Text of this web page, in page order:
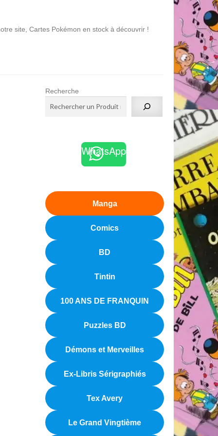
Cartes Pokémon en stock à découvrir !
Recherche
WhatsApp
Manga
Comics
BD
Tintin
100 ANS DE FRANQUIN
Puzzles BD
Démons et Merveilles
Ex-Libris Sérigraphiés
Tex Avery
Le Grand Vingtième